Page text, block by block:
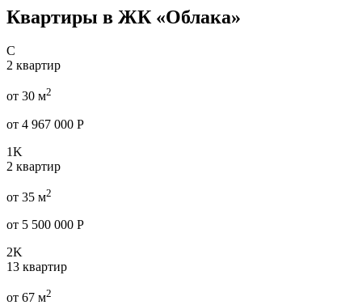
Квартиры в ЖК «Облака»
C
2 квартир
от 30 м2
от 4 967 000 Р
1K
2 квартир
от 35 м2
от 5 500 000 Р
2K
13 квартир
от 67 м2